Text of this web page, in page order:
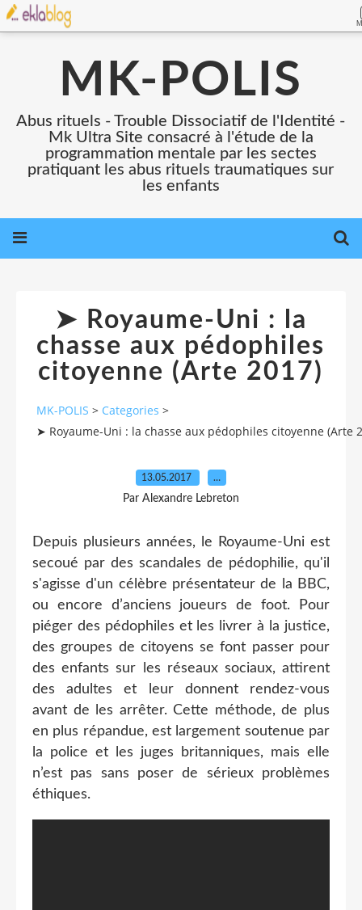
MK-POLIS
Abus rituels - Trouble Dissociatif de l'Identité -
Mk Ultra Site consacré à l'étude de la
programmation mentale par les sectes
pratiquant les abus rituels traumatiques sur
les enfants
➤ Royaume-Uni : la
chasse aux pédophiles
citoyenne (Arte 2017)
MK-POLIS > Categories >
➤ Royaume-Uni : la chasse aux pédophiles citoyenne (Arte
13.05.2017 …
Par Alexandre Lebreton
Depuis plusieurs années, le Royaume-Uni est
secoué par des scandales de pédophilie, qu'il
s'agisse d'un célèbre présentateur de la BBC,
ou encore d’anciens joueurs de foot. Pour
piéger des pédophiles et les livrer à la justice,
des groupes de citoyens se font passer pour
des enfants sur les réseaux sociaux, attirent
des adultes et leur donnent rendez-vous
avant de les arrêter. Cette méthode, de plus
en plus répandue, est largement soutenue par
la police et les juges britanniques, mais elle
n’est pas sans poser de sérieux problèmes
éthiques.